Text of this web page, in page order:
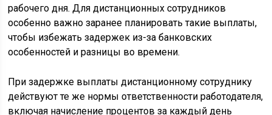
рабочего дня. Для дистанционных сотрудников
особенно важно заранее планировать такие выплаты,
чтобы избежать задержек из-за банковских
особенностей и разницы во времени.
При задержке выплаты дистанционному сотруднику
действуют те же нормы ответственности работодателя,
включая начисление процентов за каждый день